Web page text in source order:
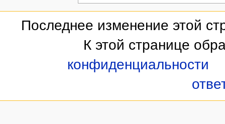
Последнее изменение этой
К этой странице
конфиденциальности